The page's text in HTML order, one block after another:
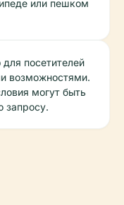
или пешком
посетителей
возможностями.
могут быть
запросу.